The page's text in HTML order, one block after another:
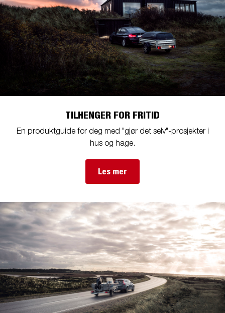
TILHENGER FOR FRITID
En produktguide for deg med "gjør det selv"-prosjekter i
hus og hage.
Les mer